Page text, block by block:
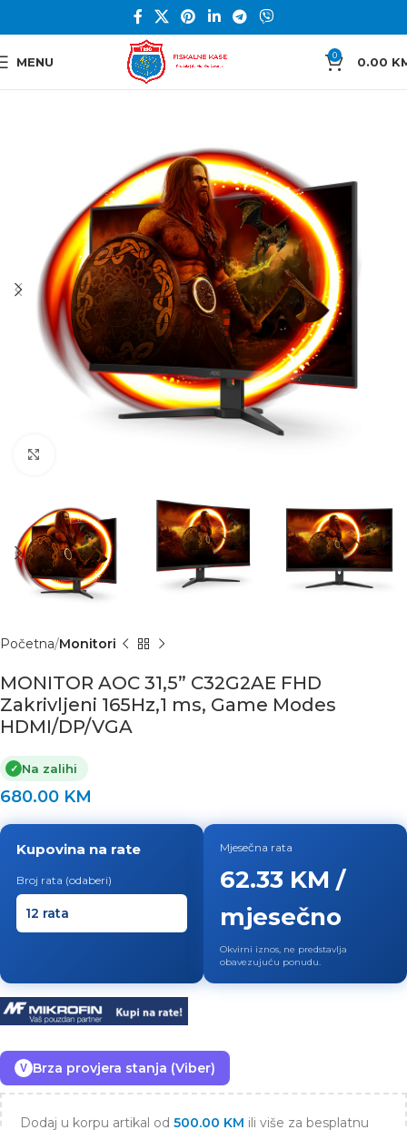
MENU 0 0.00
Početna Monitori
MONITOR AOC 31,5” C32G2AE FHD
Zakrivljeni 165Hz,1 ms, Game Modes
HDMI/DP/VGA
✓ Na zalihi
680.00 KM
Kupovina na rate
Broj rata (odaberi)
Mjesečna rata
62.33 KM /
mjesečno
Okvirni iznos, ne predstavlja
obavezujuću ponudu.
V Brza provjera stanja (Viber)
Dodaj u korpu artikal od 500.00 KM ili više za besplatnu